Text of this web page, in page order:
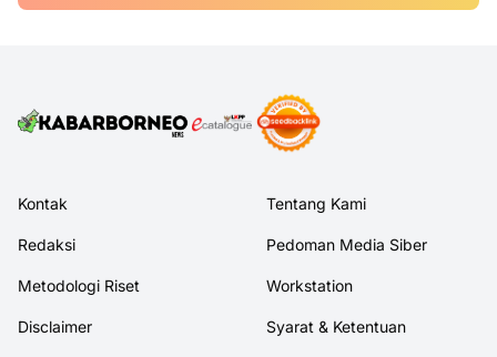
Kontak Tentang Kami
Redaksi Pedoman Media Siber
Metodologi Riset Workstation
Disclaimer Syarat & Ketentuan